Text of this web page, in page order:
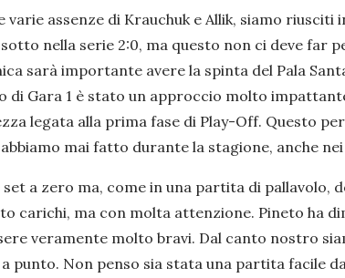
varie assenze di Krauchuk e Allik, siamo
nella serie 2:0, ma questo non ci deve far
sarà importante avere la spinta del Pala
di Gara 1 è stato un approccio molto
legata alla prima fase di Play-Off. Questo
mai fatto durante la stagione, anche
set a zero ma, come in una partita di pallavolo,
carichi, ma con molta attenzione. Pineto ha
veramente molto bravi. Dal canto nostro
punto. Non penso sia stata una partita facile